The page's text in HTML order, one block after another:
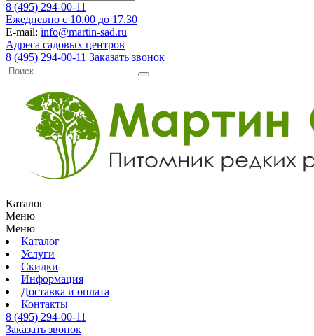
8 (495) 294-00-11
Ежедневно с 10.00 до 17.30
E-mail: info@martin-sad.ru
Адреса садовых центров
8 (495) 294-00-11 Заказать звонок
Каталог
Меню
Меню
Каталог
Услуги
Скидки
Информация
Доставка и оплата
Контакты
8 (495) 294-00-11
Заказать звонок